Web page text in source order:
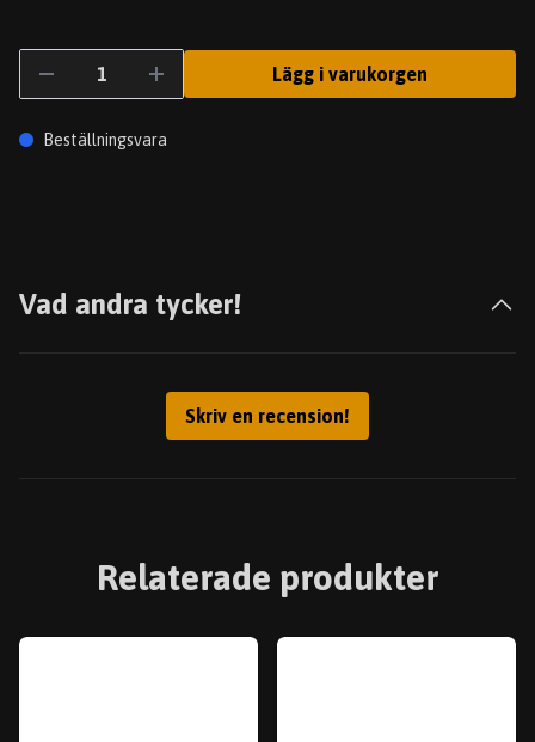
Lägg i varukorgen
Beställningsvara
Vad andra tycker!
Skriv en recension!
Relaterade produkter